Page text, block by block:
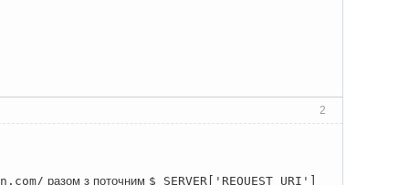
2
разом з поточним $_SERVER['REQUEST_URI']